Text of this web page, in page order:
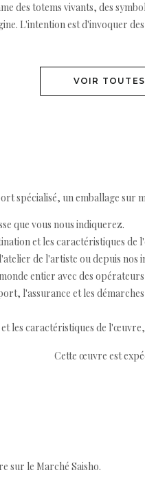
des totems vivants, des
L'intention est d'invoquer
VOIR
spécialisé, un emballage sur
que vous nous indiquerez.
et les caractéristiques de
de l'artiste ou depuis
entier avec des opérateurs
l'assurance et les
les caractéristiques de
Cette œuvre est
sur le Marché Saisho.